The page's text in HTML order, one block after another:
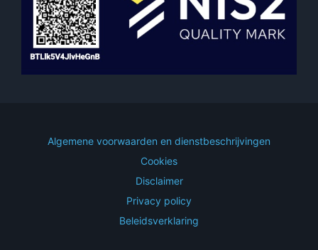
Algemene voorwaarden en dienstbeschrijvingen
Cookies
Disclaimer
Privacy policy
Beleidsverklaring